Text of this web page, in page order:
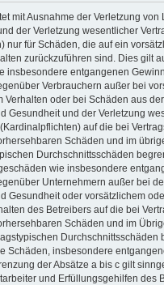
mit Ausnahme der Verletzung von
der Verletzung wesentlicher
nur für Schäden, die auf ein
zurückzuführen sind. Dies gilt
insbesondere entgangenen Gewinn.
Verbrauchern außer bei
Verhalten oder bei Schäden aus
Gesundheit und der Verletzung
auf die bei
Schäden und im
Durchschnittsschäden
wie insbesondere
Unternehmern außer bei
Gesundheit oder vorsätzlichem
des Betreibers auf die bei
Schäden und im
Durchschnittsschäden
Schäden, insbesondere
der Absätze a bis c gilt
und Erfüllungsgehilfen des